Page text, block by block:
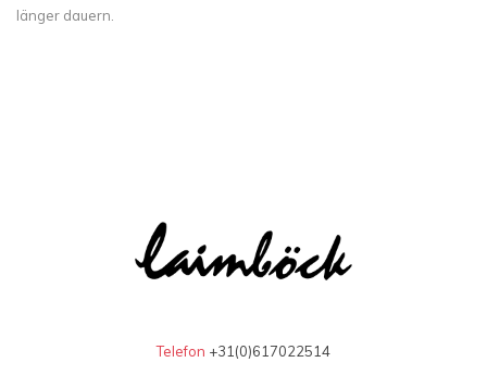
länger dauern.
Telefon +31(0)617022514